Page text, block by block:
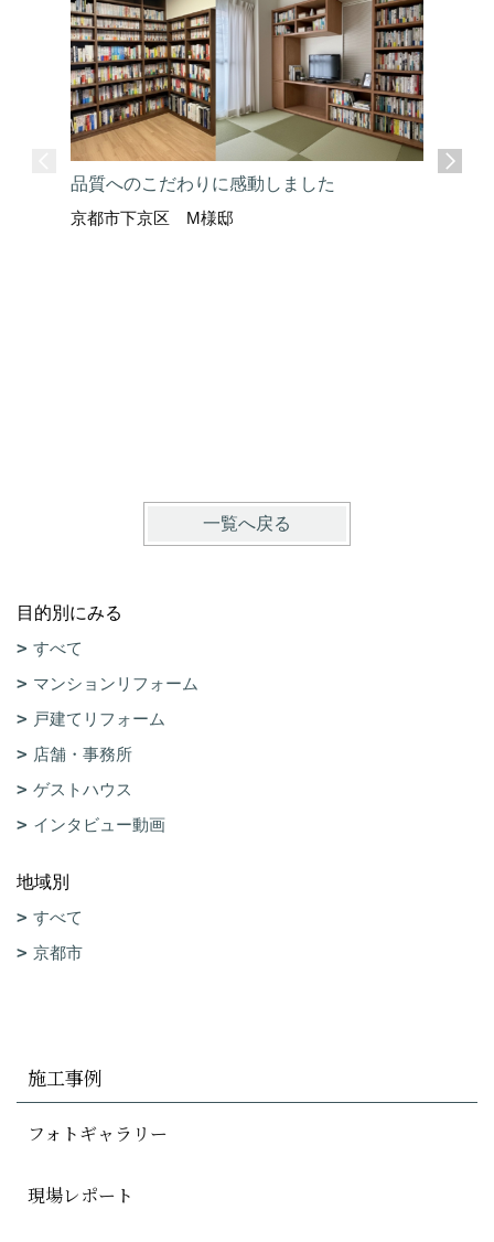
品質へのこだわりに感動しました
京都市下京区 M様邸
一覧へ戻る
目的別にみる
すべて
マンションリフォーム
戸建てリフォーム
店舗・事務所
ゲストハウス
インタビュー動画
地域別
すべて
京都市
施工事例
フォトギャラリー
現場レポート